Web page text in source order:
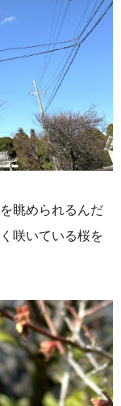
眺められるんだ
咲いている桜を